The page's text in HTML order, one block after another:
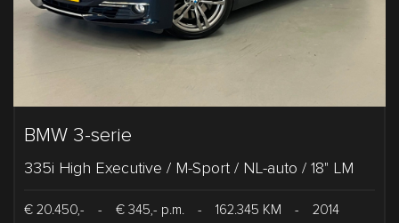
BMW 3-serie
335i High Executive / M-Sport / NL-auto / 18" LM
€ 20.450,- - € 345,- p.m. - 162.345 KM - 2014